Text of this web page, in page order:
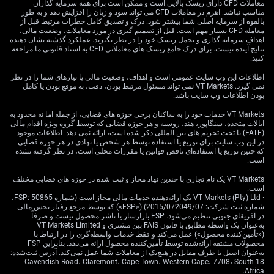
راهبرد بازار، چرخش
بخشی، و چشم‌انداز دلار
قوی
با این پس‌زمینه، بهتر است برای رشد تدریجی و ادامه‌دار سهام
آمریکا آماده بود، نه اوج‌گیری هیجانی و کوتاه‌عمر. با وجود
قدرت بخش فناوری، رشد بهره‌وریِ فراگیر به نفع بخش‌هایی
مانند «صنعتی‌ها» و «مصرفی اختیاری» (کالاها و خدمات
غیرضروری که با افزایش درآمد بیشتر خریداری می‌شوند)
است که عقب مانده‌اند. می‌توان از «اختیار خرید» (Call
زمان معین می‌دهد) روی «ETF بخشی» (صندوق قابل معامله
بورسی که یک بخش را پوشش می‌دهد) مانند XLI برای گرفتن
در معرض این گسترش اقتصادی گسترده‌تر استفاده کرد؛
رشدی که با افزایش سود شرکت‌ها هم‌راستا با «ارزش‌گذاری
بازار» (سطح قیمت‌ها نسبت به معیارهایی مثل سود) پشتیبانی
می‌شود.
معاملات CFD دارای ریسک بالایی است و ممکن است برای همه سرمایه گذاران
مناسب نباشد. اهرم در معاملات CFD می تواند سود و زیان را افزایش دهد و به طور
بالقوه از سرمایه اصلی شما بیشتر شود. درک و تصدیق کامل خطرات مرتبط قبل از
معامله CFD بسیار مهم است. قبل از تصمیم گیری در مورد معاملات، وضعیت مالی،
اهداف سرمایه گذاری و تحمل ریسک خود را در نظر بگیرید. عملکرد گذشته نشان دهنده
نتایج آینده نیست. برای درک جامع ریسک های معاملاتی CFD به اسناد قانونی ما مراجعه
کنید.
اطلاعات این وب سایت عمومی است و اهداف، وضعیت مالی یا نیازهای شما را در نظر
نمی گیرد. VT Markets نمی تواند مسئول مرتبط بودن، دقت، به موقع بودن یا کامل
بودن اطلاعات وب سایت باشد.
VT Markets خدمات خود را به ساکنان برخی حوزه های قضایی، از جمله اما نه محدود به
ایالات متحده، سنگاپور، هند، روسیه و هر حوزه قضایی که توسط گروه ویژه اقدام مالی
(FATF) یا تحت تحریم های بین المللی ذکر شده است، ارائه نمی دهد. اطلاعات موجود
در این وب سایت برای توزیع یا استفاده توسط هر شخص یا نهادی در هر حوزه قضایی
که چنین توزیع یا استفاده‌ای ناقض قوانین یا مقررات محلی است، در نظر گرفته نشده
است.
VT Markets یک نام تجاری با چندین نهاد مجاز و ثبت شده در حوزه های قضایی مختلف
است.
· VT Markets (Pty) Ltd یک ارائه‌دهنده خدمات مالی مجاز است (شماره FSP: 50865،
شماره ثبت شرکت: 2015/072049/07) («FSP») که توسط مرجع رفتار بخش مالی
در آفریقای جنوبی تنظیم می‌شود. FSP بازارساز یا ناشر محصول نیست و صرفاً
به‌عنوان یک واسطه مطابق با قانون FAIS بین مشتری و VT Markets Limited
(«تأمین‌کننده محصول») عمل می‌کند و فقط خدمات واسطه‌گری را در ارتباط با
محصولات مشتقه ارائه‌شده توسط تأمین‌کننده محصول ارائه می‌دهد. بنابراین FSP
به‌عنوان اصیل یا طرف مقابل در هیچ‌یک از معاملات شما عمل نمی‌کند. آدرس ثبت‌شده:
18 Cavendish Road، Claremont، Cape Town، Western Cape، 7708، South
Africa.